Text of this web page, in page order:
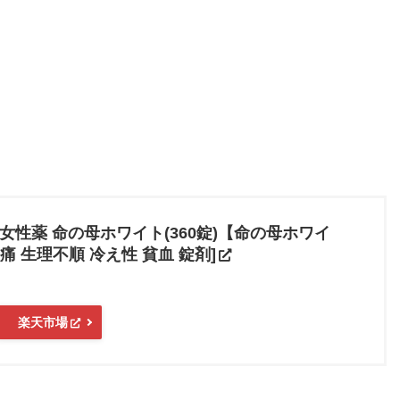
性薬 命の母ホワイト(360錠)【命の母ホワイ
生理不順 冷え性 貧血 錠剤]
楽天市場